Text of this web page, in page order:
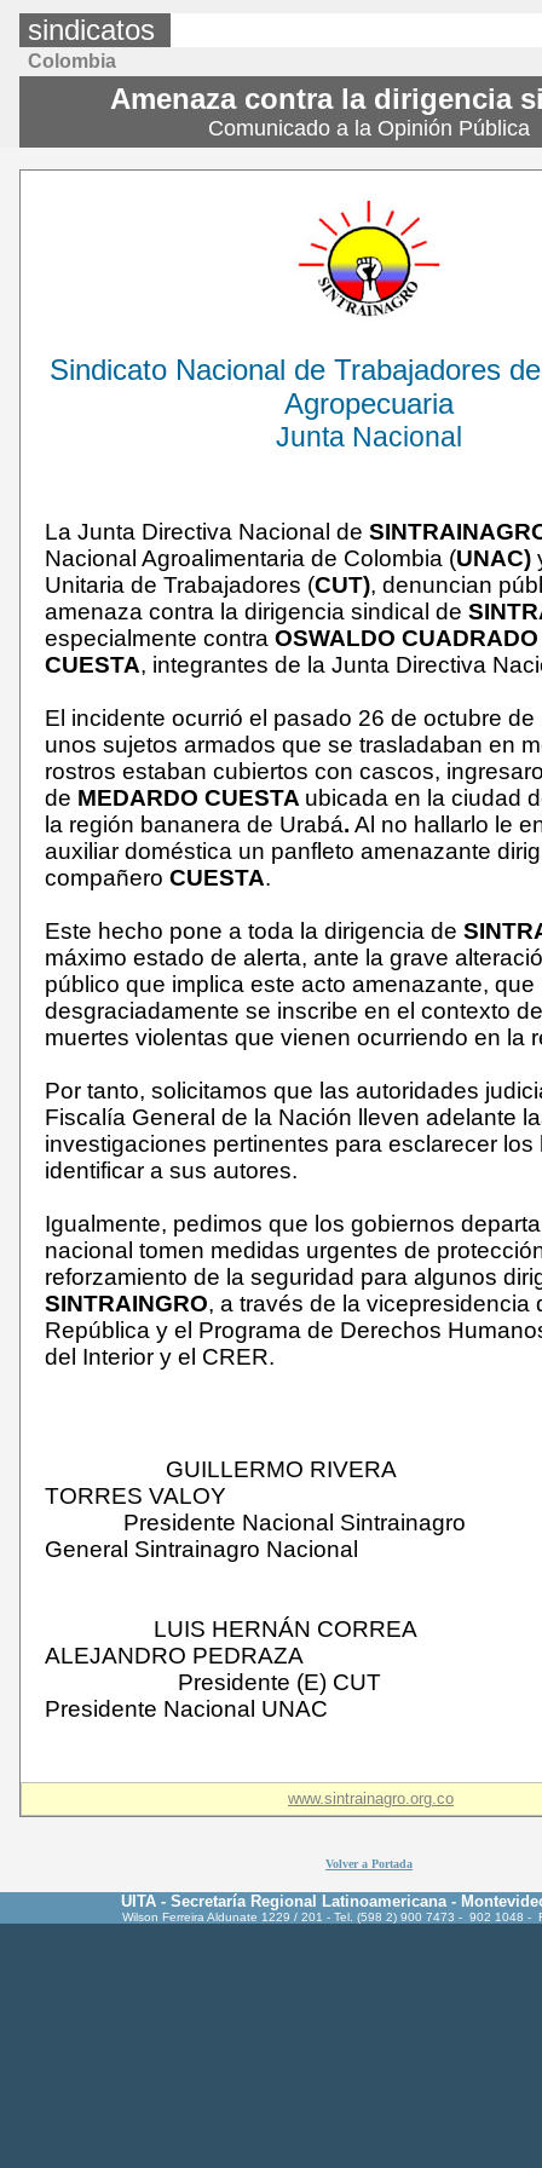
sindicatos
Colombia
Amenaza contra la dirigencia
Comunicado a la Opinión Pública
Sindicato Nacional de Trabajadores
Agropecuaria
Junta Nacional
La Junta Directiva Nacional de
Nacional Agroalimentaria de Colombia (UNAC)
Unitaria de Trabajadores (CUT), denuncian
amenaza contra la dirigencia sindical de
especialmente contra OSWALDO
CUESTA, integrantes de la Junta Directiva
El incidente ocurrió el pasado 26 de octubre
unos sujetos armados que se trasladaban en
rostros estaban cubiertos con cascos,
de MEDARDO CUESTA ubicada en la ciudad
la región bananera de Urabá. Al no hallarlo le
auxiliar doméstica un panfleto amenazante
compañero CUESTA.
Este hecho pone a toda la dirigencia de
máximo estado de alerta, ante la grave
público que implica este acto amenazante, que
desgraciadamente se inscribe en el contexto
muertes violentas que vienen ocurriendo en la
Por tanto, solicitamos que las autoridades
Fiscalía General de la Nación lleven adelante
investigaciones pertinentes para esclarecer los
identificar a sus autores.
Igualmente, pedimos que los gobiernos
nacional tomen medidas urgentes de
reforzamiento de la seguridad para algunos
SINTRAINGRO, a través de la vicepresidencia
República y el Programa de Derechos
del Interior y el CRER.
GUILLERMO RIVERA
TORRES VALOY
Presidente Nacional Sintrainagro
General Sintrainagro Nacional
LUIS HERNÁN CORREA
ALEJANDRO PEDRAZA
Presidente (E)
Presidente Nacional UNAC
www.sintrainagro.org.co
Volver a Portada
UITA - Secretaría Regional Latinoamericana -
Wilson Ferreira Aldunate 1229 / 201 - Tel. (598 2) 900 7473 - 902 1048 -